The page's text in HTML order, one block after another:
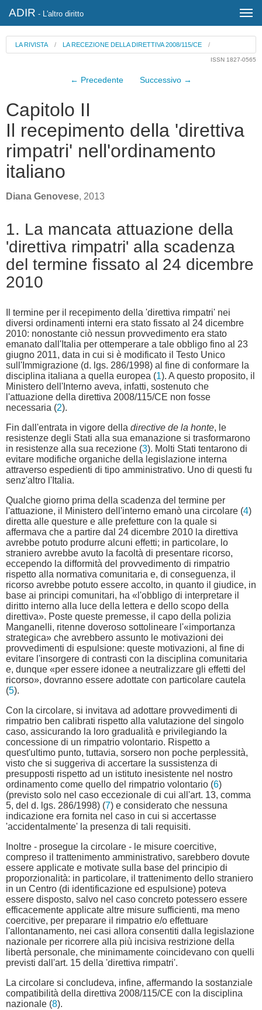
ADIR - L'altro diritto
LA RIVISTA / LA RECEZIONE DELLA DIRETTIVA 2008/115/CE/
ISSN 1827-0565
← Precedente Successivo →
Capitolo II
Il recepimento della 'direttiva
rimpatri' nell'ordinamento
italiano
Diana Genovese, 2013
1. La mancata attuazione della
'direttiva rimpatri' alla scadenza
del termine fissato al 24 dicembre
2010
Il termine per il recepimento della 'direttiva rimpatri' nei
diversi ordinamenti interni era stato fissato al 24 dicembre
2010: nonostante ciò nessun provvedimento era stato
emanato dall'Italia per ottemperare a tale obbligo fino al 23
giugno 2011, data in cui si è modificato il Testo Unico
sull'Immigrazione (d. lgs. 286/1998) al fine di conformare la
disciplina italiana a quella europea (1). A questo proposito, il
Ministero dell'Interno aveva, infatti, sostenuto che
l'attuazione della direttiva 2008/115/CE non fosse
necessaria (2).
Fin dall'entrata in vigore della directive de la honte, le
resistenze degli Stati alla sua emanazione si trasformarono
in resistenze alla sua recezione (3). Molti Stati tentarono di
evitare modifiche organiche della legislazione interna
attraverso espedienti di tipo amministrativo. Uno di questi fu
senz'altro l'Italia.
Qualche giorno prima della scadenza del termine per
l'attuazione, il Ministero dell'interno emanò una circolare (4)
diretta alle questure e alle prefetture con la quale si
affermava che a partire dal 24 dicembre 2010 la direttiva
avrebbe potuto produrre alcuni effetti; in particolare, lo
straniero avrebbe avuto la facoltà di presentare ricorso,
eccependo la difformità del provvedimento di rimpatrio
rispetto alla normativa comunitaria e, di conseguenza, il
ricorso avrebbe potuto essere accolto, in quanto il giudice, in
base ai principi comunitari, ha «l'obbligo di interpretare il
diritto interno alla luce della lettera e dello scopo della
direttiva». Poste queste premesse, il capo della polizia
Manganelli, ritenne doveroso sottolineare l'«importanza
strategica» che avrebbero assunto le motivazioni dei
provvedimenti di espulsione: queste motivazioni, al fine di
evitare l'insorgere di contrasti con la disciplina comunitaria
e, dunque «per essere idonee a neutralizzare gli effetti del
ricorso», dovranno essere adottate con particolare cautela
(5).
Con la circolare, si invitava ad adottare provvedimenti di
rimpatrio ben calibrati rispetto alla valutazione del singolo
caso, assicurando la loro gradualità e privilegiando la
concessione di un rimpatrio volontario. Rispetto a
quest'ultimo punto, tuttavia, sorsero non poche perplessità,
visto che si suggeriva di accertare la sussistenza di
presupposti rispetto ad un istituto inesistente nel nostro
ordinamento come quello del rimpatrio volontario (6)
(previsto solo nel caso eccezionale di cui all'art. 13, comma
5, del d. lgs. 286/1998) (7) e considerato che nessuna
indicazione era fornita nel caso in cui si accertasse
'accidentalmente' la presenza di tali requisiti.
Inoltre - prosegue la circolare - le misure coercitive,
compreso il trattenimento amministrativo, sarebbero dovute
essere applicate e motivate sulla base del principio di
proporzionalità: in particolare, il trattenimento dello straniero
in un Centro (di identificazione ed espulsione) poteva
essere disposto, salvo nel caso concreto potessero essere
efficacemente applicate altre misure sufficienti, ma meno
coercitive, per preparare il rimpatrio e/o effettuare
l'allontanamento, nei casi allora consentiti dalla legislazione
nazionale per ricorrere alla più incisiva restrizione della
libertà personale, che minimamente coincidevano con quelli
previsti dall'art. 15 della 'direttiva rimpatri'.
La circolare si concludeva, infine, affermando la sostanziale
compatibilità della direttiva 2008/115/CE con la disciplina
nazionale (8).